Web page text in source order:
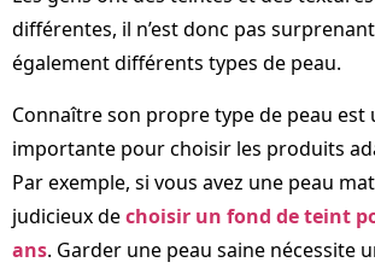
différentes, il n’est donc pas
également différents types de peau.
Connaître son propre type de peau est
importante pour choisir les produits
Par exemple, si vous avez une peau
judicieux dechoisir un fond de teint
ans. Garder une peau saine nécessite